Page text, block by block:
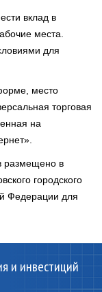
вклад в
места.
для
место
торговая
на
в
городского
Федерации для
и инвестиций